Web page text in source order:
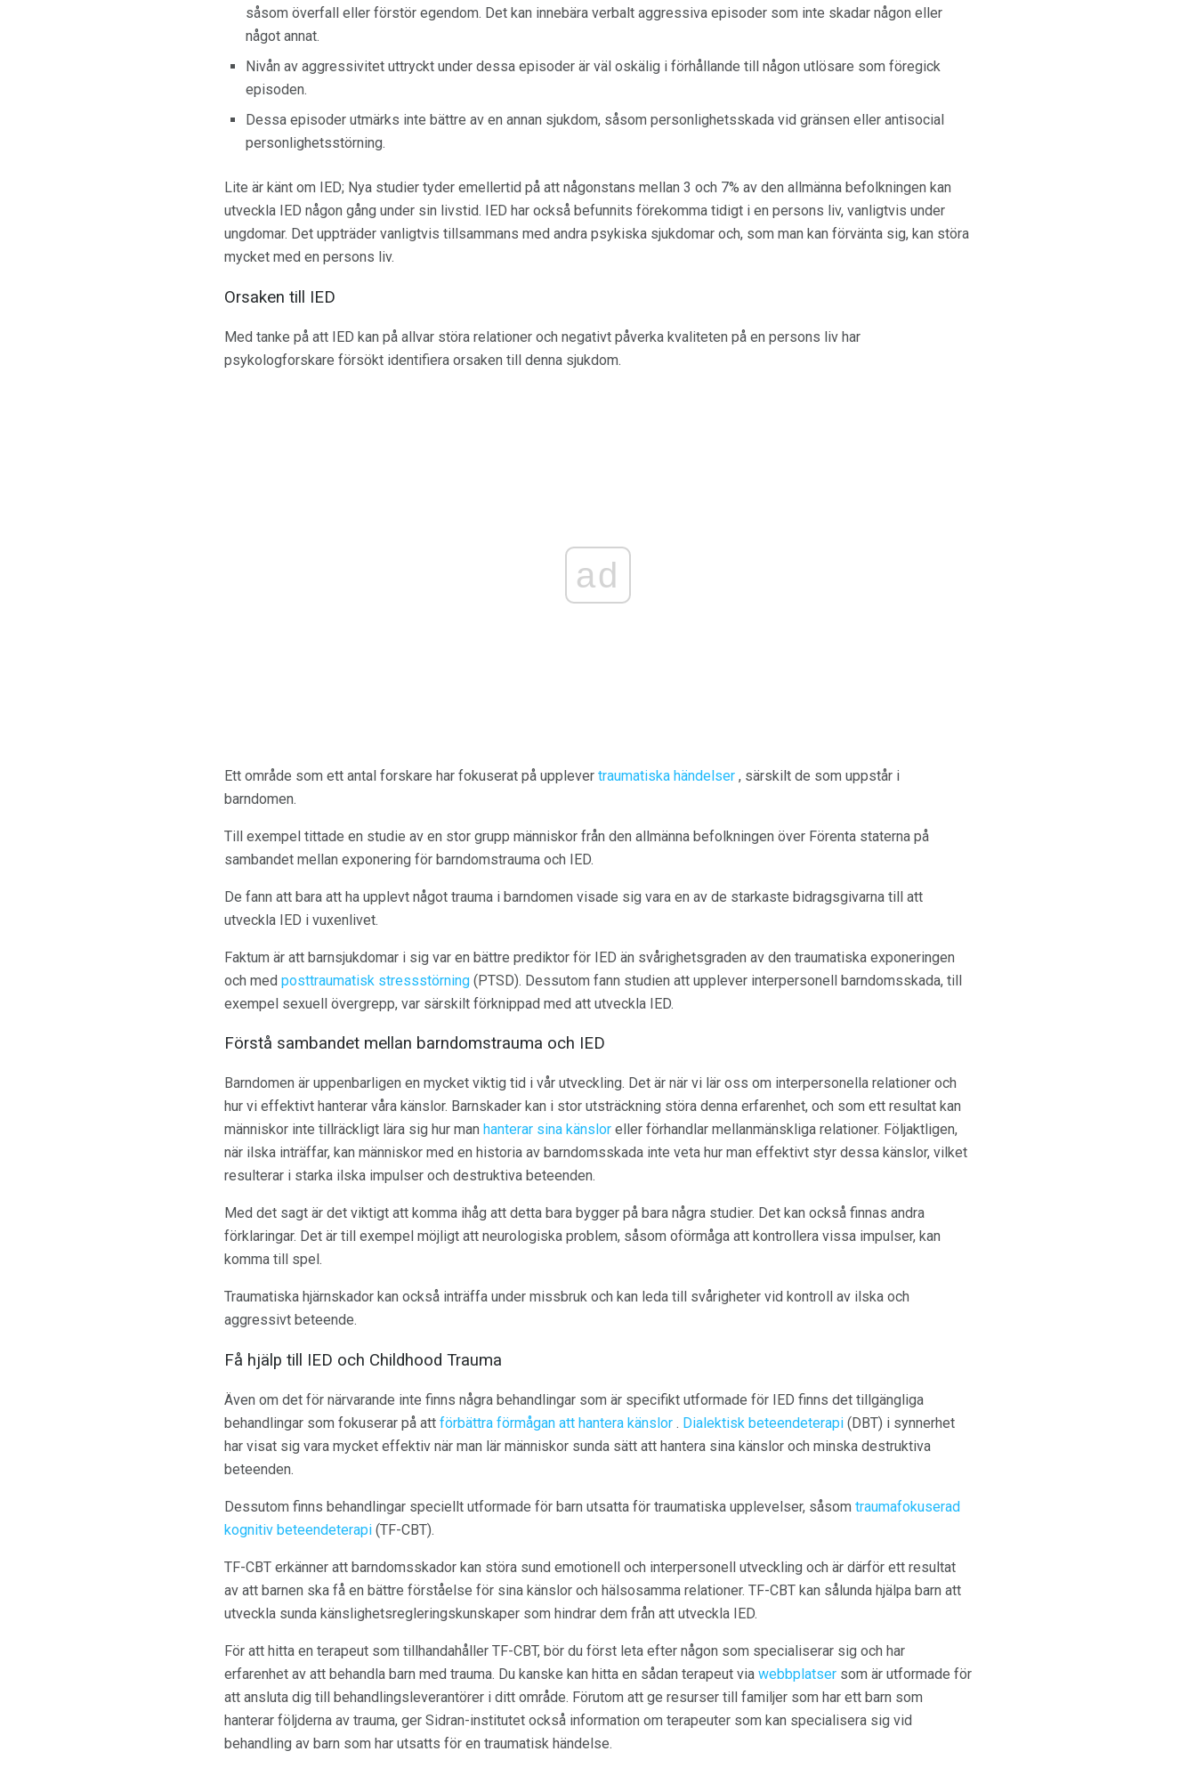
såsom överfall eller förstör egendom. Det kan innebära verbalt aggressiva episoder som inte skadar någon eller
något annat.
Nivån av aggressivitet uttryckt under dessa episoder är väl oskälig i förhållande till någon utlösare som föregick
episoden.
Dessa episoder utmärks inte bättre av en annan sjukdom, såsom personlighetsskada vid gränsen eller antisocial
personlighetsstörning.
Lite är känt om IED; Nya studier tyder emellertid på att någonstans mellan 3 och 7% av den allmänna befolkningen kan
utveckla IED någon gång under sin livstid. IED har också befunnits förekomma tidigt i en persons liv, vanligtvis under
ungdomar. Det uppträder vanligtvis tillsammans med andra psykiska sjukdomar och, som man kan förvänta sig, kan störa
mycket med en persons liv.
Orsaken till IED
Med tanke på att IED kan på allvar störa relationer och negativt påverka kvaliteten på en persons liv har
psykologforskare försökt identifiera orsaken till denna sjukdom.
ad
Ett område som ett antal forskare har fokuserat på upplever traumatiska händelser , särskilt de som uppstår i
barndomen.
Till exempel tittade en studie av en stor grupp människor från den allmänna befolkningen över Förenta staterna på
sambandet mellan exponering för barndomstrauma och IED.
De fann att bara att ha upplevt något trauma i barndomen visade sig vara en av de starkaste bidragsgivarna till att
utveckla IED i vuxenlivet.
Faktum är att barnsjukdomar i sig var en bättre prediktor för IED än svårighetsgraden av den traumatiska exponeringen
och med posttraumatisk stressstörning (PTSD). Dessutom fann studien att upplever interpersonell barndomsskada, till
exempel sexuell övergrepp, var särskilt förknippad med att utveckla IED.
Förstå sambandet mellan barndomstrauma och IED
Barndomen är uppenbarligen en mycket viktig tid i vår utveckling. Det är när vi lär oss om interpersonella relationer och
hur vi effektivt hanterar våra känslor. Barnskader kan i stor utsträckning störa denna erfarenhet, och som ett resultat kan
människor inte tillräckligt lära sig hur man hanterar sina känslor eller förhandlar mellanmänskliga relationer. Följaktligen,
när ilska inträffar, kan människor med en historia av barndomsskada inte veta hur man effektivt styr dessa känslor, vilket
resulterar i starka ilska impulser och destruktiva beteenden.
Med det sagt är det viktigt att komma ihåg att detta bara bygger på bara några studier. Det kan också finnas andra
förklaringar. Det är till exempel möjligt att neurologiska problem, såsom oförmåga att kontrollera vissa impulser, kan
komma till spel.
Traumatiska hjärnskador kan också inträffa under missbruk och kan leda till svårigheter vid kontroll av ilska och
aggressivt beteende.
Få hjälp till IED och Childhood Trauma
Även om det för närvarande inte finns några behandlingar som är specifikt utformade för IED finns det tillgängliga
behandlingar som fokuserar på att förbättra förmågan att hantera känslor . Dialektisk beteendeterapi (DBT) i synnerhet
har visat sig vara mycket effektiv när man lär människor sunda sätt att hantera sina känslor och minska destruktiva
beteenden.
Dessutom finns behandlingar speciellt utformade för barn utsatta för traumatiska upplevelser, såsom traumafokuserad
kognitiv beteendeterapi (TF-CBT).
TF-CBT erkänner att barndomsskador kan störa sund emotionell och interpersonell utveckling och är därför ett resultat
av att barnen ska få en bättre förståelse för sina känslor och hälsosamma relationer. TF-CBT kan sålunda hjälpa barn att
utveckla sunda känslighetsregleringskunskaper som hindrar dem från att utveckla IED.
För att hitta en terapeut som tillhandahåller TF-CBT, bör du först leta efter någon som specialiserar sig och har
erfarenhet av att behandla barn med trauma. Du kanske kan hitta en sådan terapeut via webbplatser som är utformade för
att ansluta dig till behandlingsleverantörer i ditt område. Förutom att ge resurser till familjer som har ett barn som
hanterar följderna av trauma, ger Sidran-institutet också information om terapeuter som kan specialisera sig vid
behandling av barn som har utsatts för en traumatisk händelse.